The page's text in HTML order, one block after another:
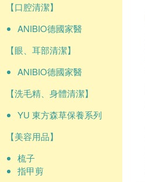
【口腔清潔】
ANIBIO德國家醫
【眼、耳部清潔】
ANIBIO德國家醫
【洗毛精、身體清潔】
YU 東方森草保養系列
【美容用品】
梳子
指甲剪